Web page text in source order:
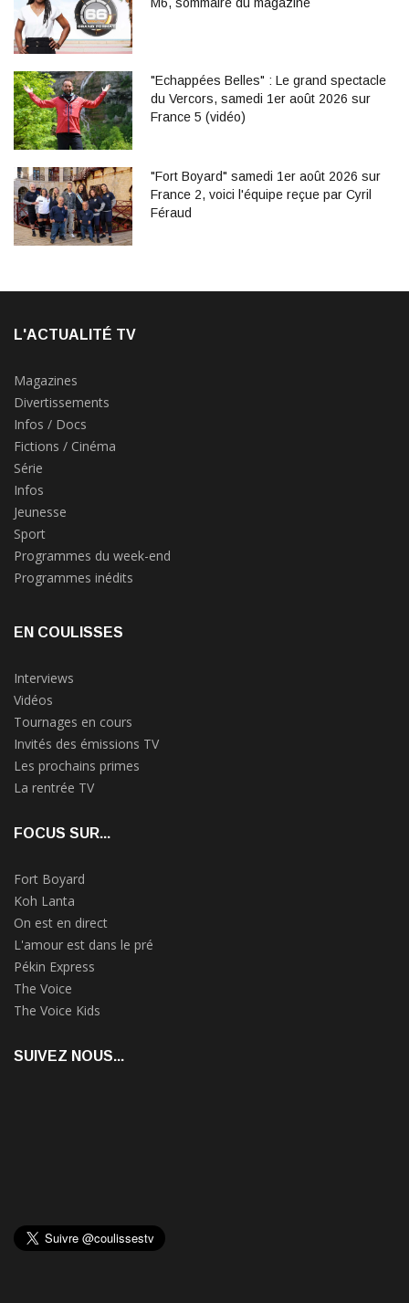
"Echappées Belles" : Le grand spectacle
du Vercors, samedi 1er août 2026 sur
France 5 (vidéo)
"Fort Boyard" samedi 1er août 2026 sur
France 2, voici l'équipe reçue par Cyril
Féraud
L'ACTUALITÉ TV
Magazines
Divertissements
Infos / Docs
Fictions / Cinéma
Série
Infos
Jeunesse
Sport
Programmes du week-end
Programmes inédits
EN COULISSES
Interviews
Vidéos
Tournages en cours
Invités des émissions TV
Les prochains primes
La rentrée TV
FOCUS SUR...
Fort Boyard
Koh Lanta
On est en direct
L'amour est dans le pré
Pékin Express
The Voice
The Voice Kids
SUIVEZ NOUS...